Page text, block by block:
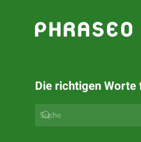
Zum Hauptinhalt springen
Die richtigen Worte